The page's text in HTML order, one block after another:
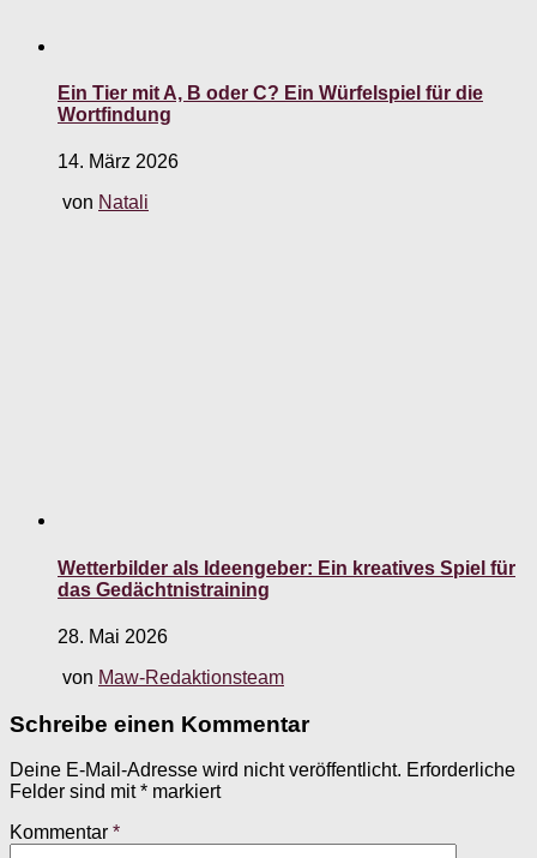
Ein Tier mit A, B oder C? Ein Würfelspiel für die
Wortfindung
14. März 2026
von Natali
Wetterbilder als Ideengeber: Ein kreatives Spiel für
das Gedächtnistraining
28. Mai 2026
von Maw-Redaktionsteam
Schreibe einen Kommentar
Deine E-Mail-Adresse wird nicht veröffentlicht. Erforderliche
Felder sind mit* markiert
Kommentar *